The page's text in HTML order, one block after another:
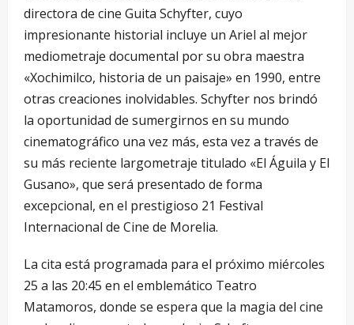
directora de cine Guita Schyfter, cuyo
impresionante historial incluye un Ariel al mejor
mediometraje documental por su obra maestra
«Xochimilco, historia de un paisaje» en 1990, entre
otras creaciones inolvidables. Schyfter nos brindó
la oportunidad de sumergirnos en su mundo
cinematográfico una vez más, esta vez a través de
su más reciente largometraje titulado «El Águila y El
Gusano», que será presentado de forma
excepcional, en el prestigioso 21 Festival
Internacional de Cine de Morelia.
La cita está programada para el próximo miércoles
25 a las 20:45 en el emblemático Teatro
Matamoros, donde se espera que la magia del cine